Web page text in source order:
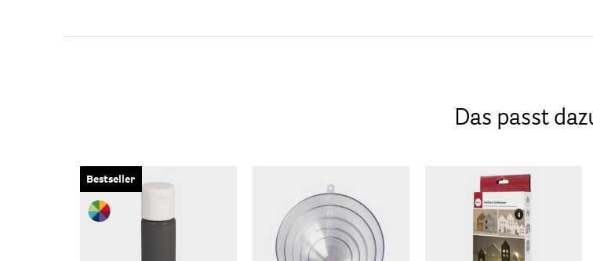
Das passt
Bestseller